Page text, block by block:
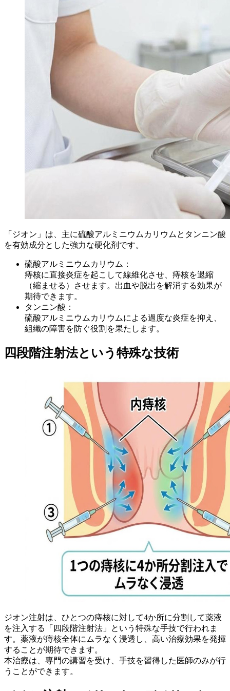
「ジオン」は、主に硫酸アルミニウムカリウム と タンニン酸
を有効成分とした強力な硬化剤です。
硫酸アルミニウムカリウム：
痔核に直接炎症を起こして線維化させ、痔核を退縮
（縮ませる）させます。出血や脱出を解消する効果が
期待できます。
タンニン酸：
硫酸アルミニウムカリウムによる過度な炎症を抑え、
組織の障害を防ぐ役割を果たします。
四段階注射法という特殊な技術
ジオン注射は、ひとつの痔核に対して4か所に分割して薬液
を注入する「四段階注射法」という特殊な手技で行われま
す。薬液が痔核全体にムラなく浸透し、高い治療効果を発揮
することが期待できます。
本治療は、専門の講習を受け、手技を習得した医師のみが行
うことができます。